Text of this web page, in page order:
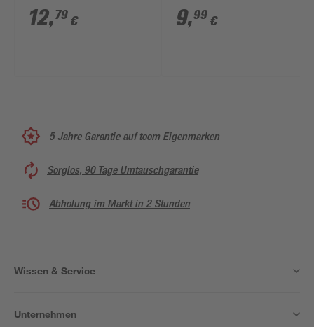
12,79 € 9,99 €
5 Jahre Garantie auf toom Eigenmarken
Sorglos, 90 Tage Umtauschgarantie
Abholung im Markt in 2 Stunden
Wissen & Service
Unternehmen